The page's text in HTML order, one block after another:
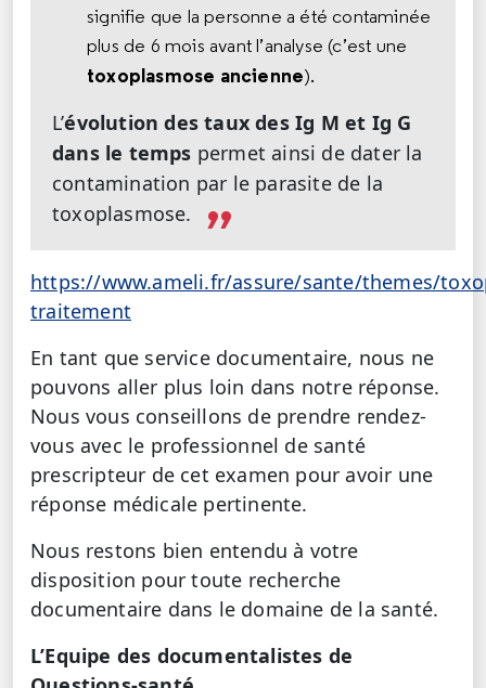
signifie que la personne a été contaminée
plus de 6 mois avant l’analyse (c’est une
toxoplasmose ancienne).
L’évolution des taux des Ig M et Ig G
dans le temps permet ainsi de dater la
contamination par le parasite de la
toxoplasmose.
https://www.ameli.fr/assure/sante/themes/
traitement
En tant que service documentaire, nous ne
pouvons aller plus loin dans notre réponse.
Nous vous conseillons de prendre rendez-
vous avec le professionnel de santé
prescripteur de cet examen pour avoir une
réponse médicale pertinente.
Nous restons bien entendu à votre
disposition pour toute recherche
documentaire dans le domaine de la santé.
L’Equipe des documentalistes de